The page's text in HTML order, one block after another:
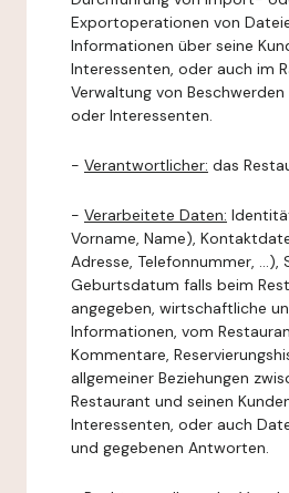
Exportoperationen von
Informationen über seine
Interessenten, oder auch im
Verwaltung von Beschwerden
oder Interessenten.
- Verantwortlicher: das
- Verarbeitete Daten:
Vorname, Name),
Adresse, Telefonnummer, ...),
Geburtsdatum falls beim
angegeben, wirtschaftliche
Informationen, vom
Kommentare,
allgemeiner Beziehungen
Restaurant und seinen
Interessenten, oder auch
und gegebenen Antworten.